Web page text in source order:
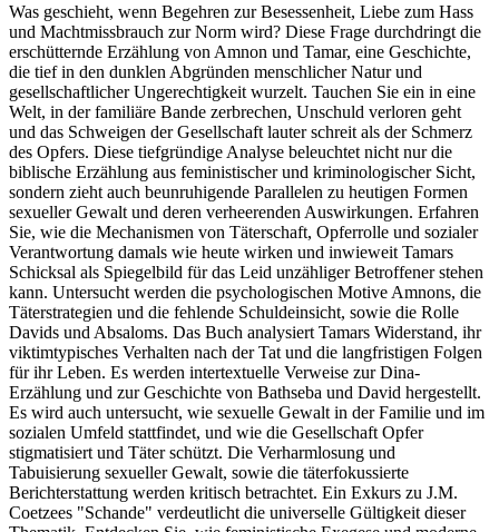
Was geschieht, wenn Begehren zur Besessenheit, Liebe zum Hass
und Machtmissbrauch zur Norm wird? Diese Frage durchdringt die
erschütternde Erzählung von Amnon und Tamar, eine Geschichte,
die tief in den dunklen Abgründen menschlicher Natur und
gesellschaftlicher Ungerechtigkeit wurzelt. Tauchen Sie ein in eine
Welt, in der familiäre Bande zerbrechen, Unschuld verloren geht
und das Schweigen der Gesellschaft lauter schreit als der Schmerz
des Opfers. Diese tiefgründige Analyse beleuchtet nicht nur die
biblische Erzählung aus feministischer und kriminologischer Sicht,
sondern zieht auch beunruhigende Parallelen zu heutigen Formen
sexueller Gewalt und deren verheerenden Auswirkungen. Erfahren
Sie, wie die Mechanismen von Täterschaft, Opferrolle und sozialer
Verantwortung damals wie heute wirken und inwieweit Tamars
Schicksal als Spiegelbild für das Leid unzähliger Betroffener stehen
kann. Untersucht werden die psychologischen Motive Amnons, die
Täterstrategien und die fehlende Schuldeinsicht, sowie die Rolle
Davids und Absaloms. Das Buch analysiert Tamars Widerstand, ihr
viktimtypisches Verhalten nach der Tat und die langfristigen Folgen
für ihr Leben. Es werden intertextuelle Verweise zur Dina-
Erzählung und zur Geschichte von Bathseba und David hergestellt.
Es wird auch untersucht, wie sexuelle Gewalt in der Familie und im
sozialen Umfeld stattfindet, und wie die Gesellschaft Opfer
stigmatisiert und Täter schützt. Die Verharmlosung und
Tabuisierung sexueller Gewalt, sowie die täterfokussierte
Berichterstattung werden kritisch betrachtet. Ein Exkurs zu J.M.
Coetzees "Schande" verdeutlicht die universelle Gültigkeit dieser